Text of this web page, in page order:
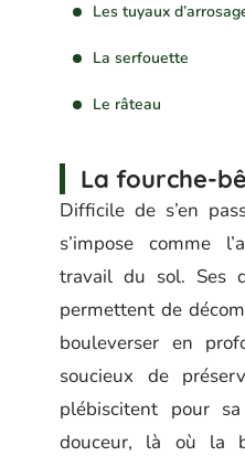
Les tuyaux
La serfouette
Le râteau
La fourche-
Difficile de s’en
s’impose comme
travail du sol. Ses
permettent de
bouleverser en
soucieux de
plébiscitent pour
douceur, là où la